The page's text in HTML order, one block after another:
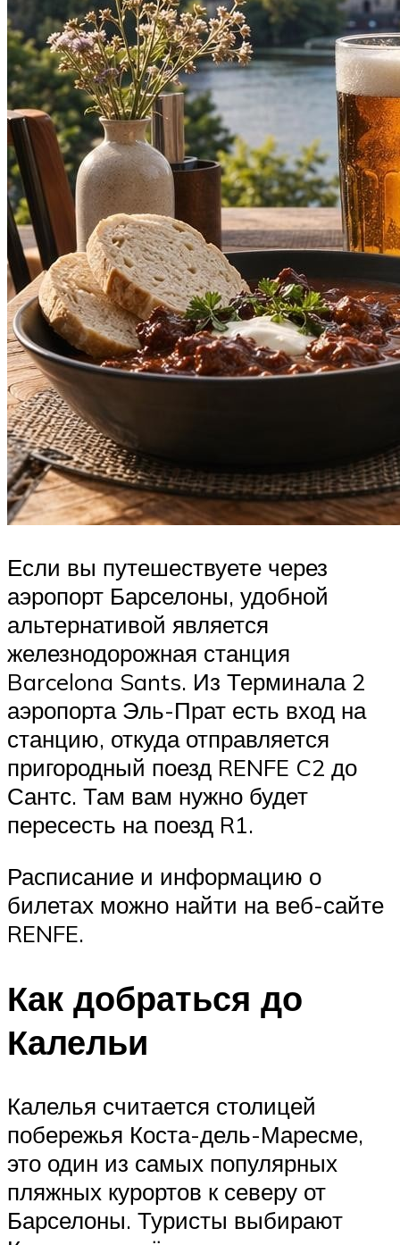
Если вы путешествуете через
аэропорт Барселоны, удобной
альтернативой является
железнодорожная станция
Barcelona Sants. Из Терминала 2
аэропорта Эль-Прат есть вход на
станцию, откуда отправляется
пригородный поезд RENFE C2 до
Сантс. Там вам нужно будет
пересесть на поезд R1.
Расписание и информацию о
билетах можно найти на веб-сайте
RENFE.
Как добраться до
Калельи
Калелья считается столицей
побережья Коста-дель-Маресме,
это один из самых популярных
пляжных курортов к северу от
Барселоны. Туристы выбирают